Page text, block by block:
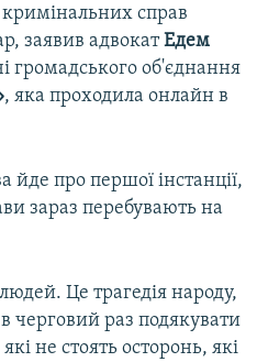
кримінальних справ
заявив адвокатЕдем
громадського об'єднання
, яка проходила онлайн в
про першої інстанції,
зараз перебувають на
Це трагедія народу,
черговий раз подякувати
не стоять осторонь, які